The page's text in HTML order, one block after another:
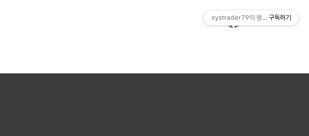
systrader79의 왕초보를 위한 주식
구독하기